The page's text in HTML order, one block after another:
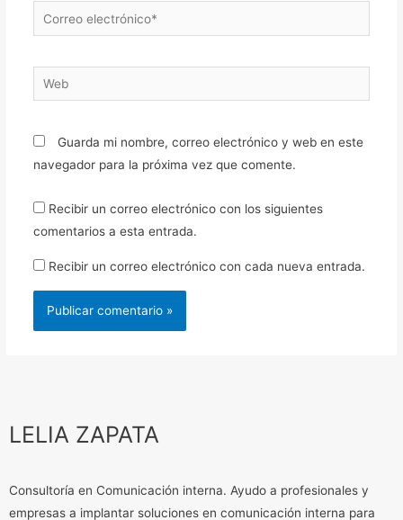
Correo
electrónico*
Web
Guarda mi nombre, correo electrónico y web en este
navegador para la próxima vez que comente.
Recibir un correo electrónico con los siguientes
comentarios a esta entrada.
Recibir un correo electrónico con cada nueva entrada.
LELIA ZAPATA
Consultoría en Comunicación interna. Ayudo a profesionales y
empresas a implantar soluciones en comunicación interna para